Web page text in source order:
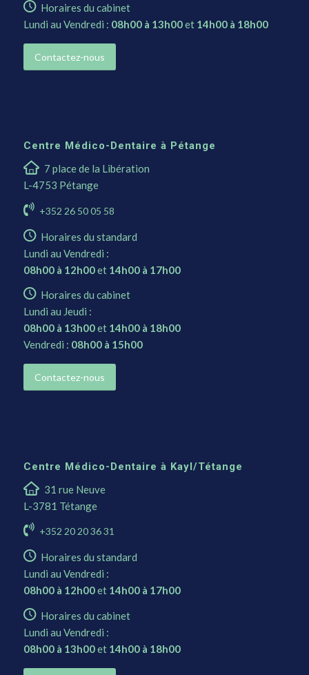
Horaires du cabinet
Lundi au Vendredi : 08h00 à 13h00et 14h00 à 18h00
Contactez-nous
Centre Médico-Dentaire à Pétange
7 place de la Libération
L-4753 Pétange
+352 26 50 05 58
Horaires du standard
Lundi au Vendredi :
08h00 à 12h00et 14h00 à 17h00
Horaires du cabinet
Lundi au Jeudi :
08h00 à 13h00et 14h00 à 18h00
Vendredi : 08h00 à 15h00
Contactez-nous
Centre Médico-Dentaire à Kayl/Tétange
31 rue Neuve
L-3781 Tétange
+352 20 20 36 31
Horaires du standard
Lundi au Vendredi :
08h00 à 12h00et 14h00 à 17h00
Horaires du cabinet
Lundi au Vendredi :
08h00 à 13h00et 14h00 à 18h00